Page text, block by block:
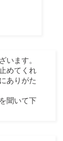
います。
めてくれ
ありがた
聞いて下